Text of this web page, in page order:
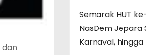
dan
Semarak HUT
NasDem Jepara
Karnaval, hingga